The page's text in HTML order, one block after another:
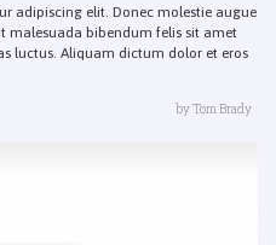
adipiscing elit. Donec molestie augue
malesuada bibendum felis sit amet
luctus. Aliquam dictum dolor et eros
byTom Brady